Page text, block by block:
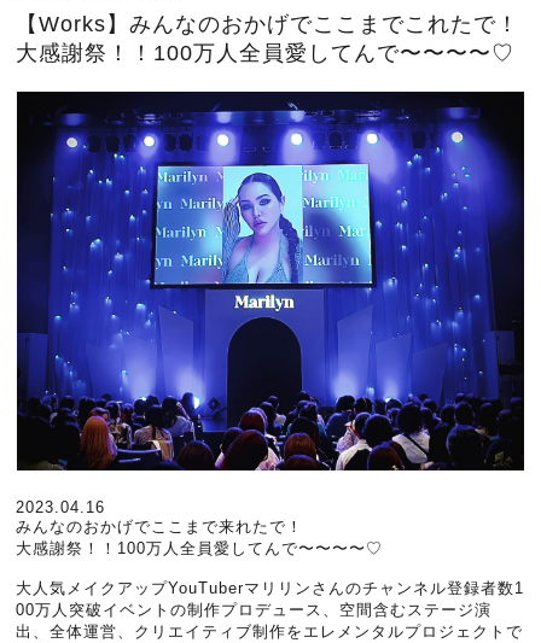
【Works】みんなのおかげでここまでこれたで！
大感謝祭！！100万人全員愛してんで〜〜〜〜♡
2023.04.16
みんなのおかげでここまで来れたで！
大感謝祭！！100万人全員愛してんで〜〜〜〜♡
大人気メイクアップYouTuberマリリンさんのチャンネル登録者数1
00万人突破イベントの制作プロデュース、空間含むステージ演
出、全体運営、クリエイティブ制作をエレメンタルプロジェクトで